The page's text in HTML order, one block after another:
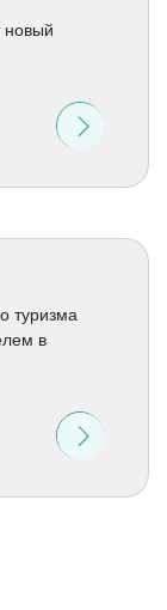
новый
туризма
в